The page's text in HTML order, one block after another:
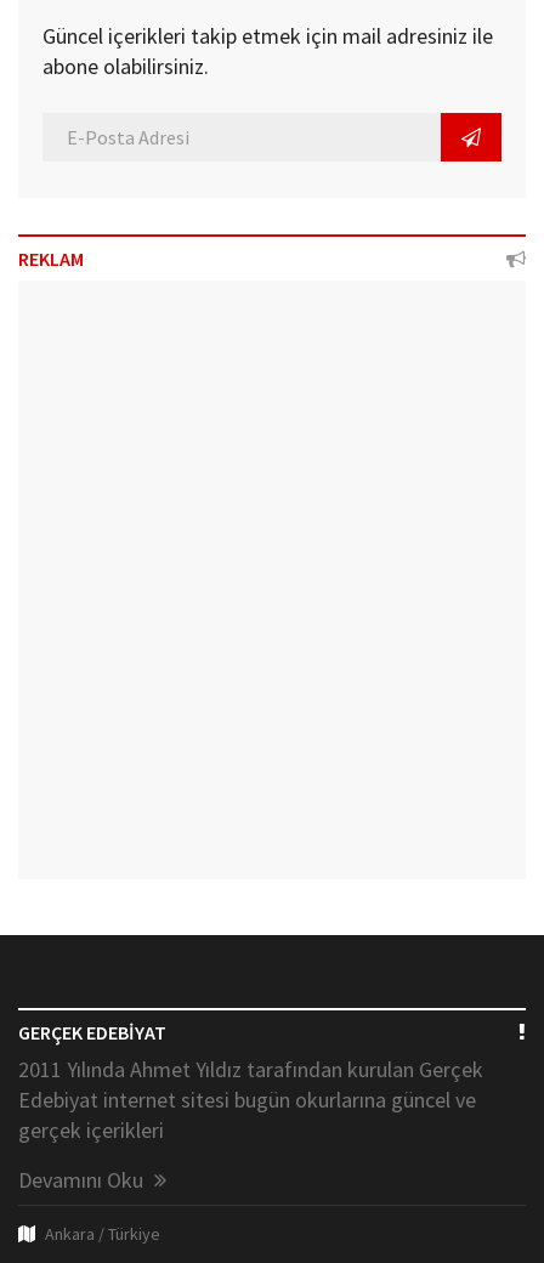
Güncel içerikleri takip etmek için mail adresiniz ile
abone olabilirsiniz.
REKLAM
GERÇEK EDEBİYAT
2011 Yılında Ahmet Yıldız tarafından kurulan Gerçek
Edebiyat internet sitesi bugün okurlarına güncel ve
gerçek içerikleri
Devamını Oku
Ankara / Türkiye